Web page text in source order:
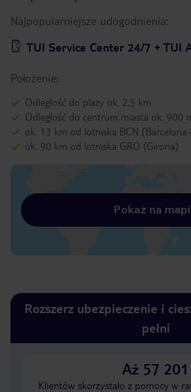
Najpopularniejsze udogodnienia:
TUI Service Center 24/7 + TUI
Położenie:
Odległość do plaży ok. 2,5 km
Odległość do centrum miasta ok. 900
ok. 13 km od lotniska BCN
ok. 90 km od lotniska GRO (Girona)
Pokaż na
Rozszerz ubezpieczenie i
pełni
Aż 57 201
Klientów skorzystało z pomocy w